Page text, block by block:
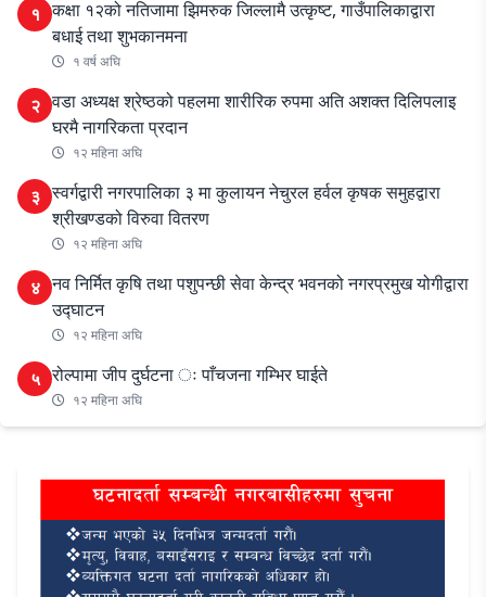
१ कक्षा १२को नतिजामा झिमरुक जिल्लामै उत्कृष्ट, गाउँपालिकाद्वारा
बधाई तथा शुभकानमना
१ वर्ष अघि
२ वडा अध्यक्ष श्रेष्ठको पहलमा शारीरिक रुपमा अति अशक्त दिलिपलाइ
घरमै नागरिकता प्रदान
१२ महिना अघि
३ स्वर्गद्वारी नगरपालिका ३ मा कुलायन नेचुरल हर्वल कृषक समुहद्वारा
श्रीखण्डको विरुवा वितरण
१२ महिना अघि
४ नव निर्मित कृषि तथा पशुपन्छी सेवा केन्द्र भवनको नगरप्रमुख योगीद्वारा
उद्घाटन
१२ महिना अघि
५ रोल्पामा जीप दुर्घटना ः पाँचजना गम्भिर घाईते
१२ महिना अघि